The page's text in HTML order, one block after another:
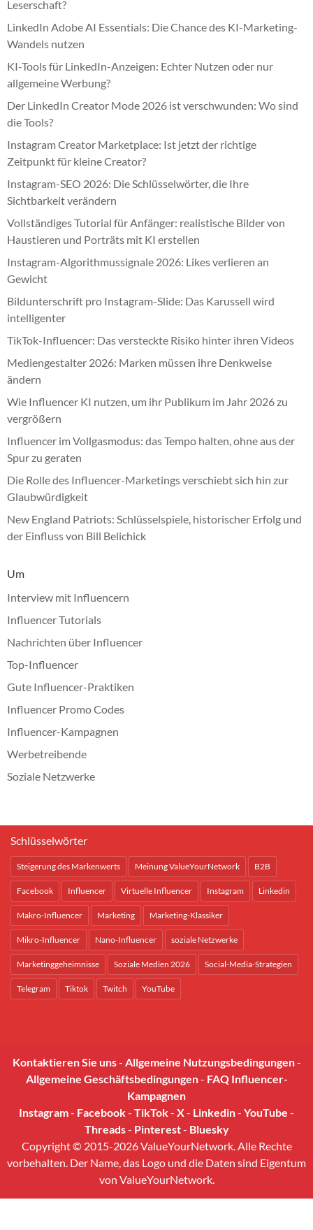
Leserschaft?
LinkedIn Adobe AI Essentials: Die Chance des KI-Marketing-
Wandels nutzen
KI-Tools für LinkedIn-Anzeigen: Echter Nutzen oder nur
allgemeine Werbung?
Der LinkedIn Creator Mode 2026 ist verschwunden: Wo sind
die Tools?
Instagram Creator Marketplace: Ist jetzt der richtige
Zeitpunkt für kleine Creator?
Instagram-SEO 2026: Die Schlüsselwörter, die Ihre
Sichtbarkeit verändern
Vollständiges Tutorial für Anfänger: realistische Bilder von
Haustieren und Porträts mit KI erstellen
Instagram-Algorithmussignale 2026: Likes verlieren an
Gewicht
Bildunterschrift pro Instagram-Slide: Das Karussell wird
intelligenter
TikTok-Influencer: Das versteckte Risiko hinter ihren Videos
Mediengestalter 2026: Marken müssen ihre Denkweise
ändern
Wie Influencer KI nutzen, um ihr Publikum im Jahr 2026 zu
vergrößern
Influencer im Vollgasmodus: das Tempo halten, ohne aus der
Spur zu geraten
Die Rolle des Influencer-Marketings verschiebt sich hin zur
Glaubwürdigkeit
New England Patriots: Schlüsselspiele, historischer Erfolg und
der Einfluss von Bill Belichick
Um
Interview mit Influencern
Influencer Tutorials
Nachrichten über Influencer
Top-Influencer
Gute Influencer-Praktiken
Influencer Promo Codes
Influencer-Kampagnen
Werbetreibende
Soziale Netzwerke
Schlüsselwörter
Steigerung des Markenwerts Meinung ValueYourNetwork B2B
Facebook Influencer Virtuelle Influencer Instagram Linkedin
Makro-Influencer Marketing Marketing-Klassiker
Mikro-Influencer Nano-Influencer soziale Netzwerke
Marketinggeheimnisse Soziale Medien 2026 Social-Media-Strategien
Telegram Tiktok Twitch YouTube
Kontaktieren Sie uns- Allgemeine Nutzungsbedingungen-
Allgemeine Geschäftsbedingungen- FAQ Influencer-
Kampagnen
Instagram- Facebook- TikTok- X- Linkedin- YouTube -
Threads- Pinterest- Bluesky
Copyright © 2015-2026 ValueYourNetwork. Alle Rechte
vorbehalten. Der Name, das Logo und die Daten sind Eigentum
von ValueYourNetwork.